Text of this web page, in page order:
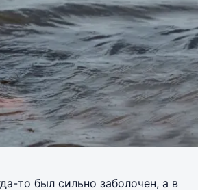
то был сильно заболочен, а в